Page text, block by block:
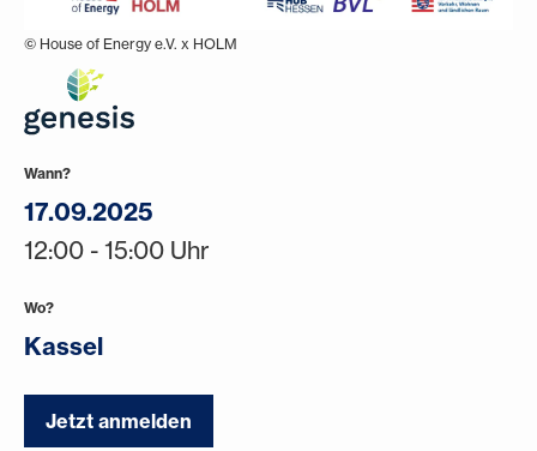
© House of Energy e.V. x HOLM
Wann?
17.09.2025
12:00 - 15:00 Uhr
Wo?
Kassel
Jetzt anmelden